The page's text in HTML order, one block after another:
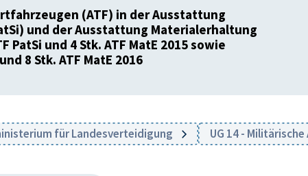
(ATF) in der Ausstattung
und der Ausstattung Materialerhaltung
PatSi und 4 Stk. ATF MatE 2015 sowie
8 Stk. ATF MatE 2016
für Landesverteidigung UG 14 -